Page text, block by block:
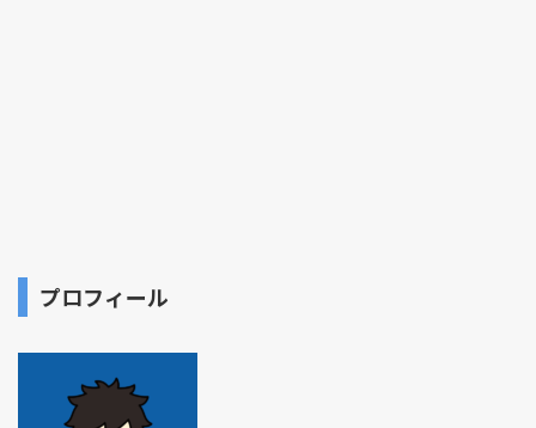
プロフィール